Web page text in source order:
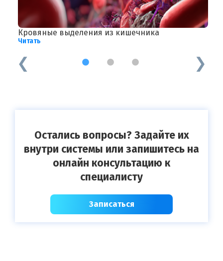
Кровяные выделения из кишечника
Читать
1 2 3
Остались вопросы? Задайте их
внутри системы или запишитесь на
онлайн консультацию к
специалисту
Записаться